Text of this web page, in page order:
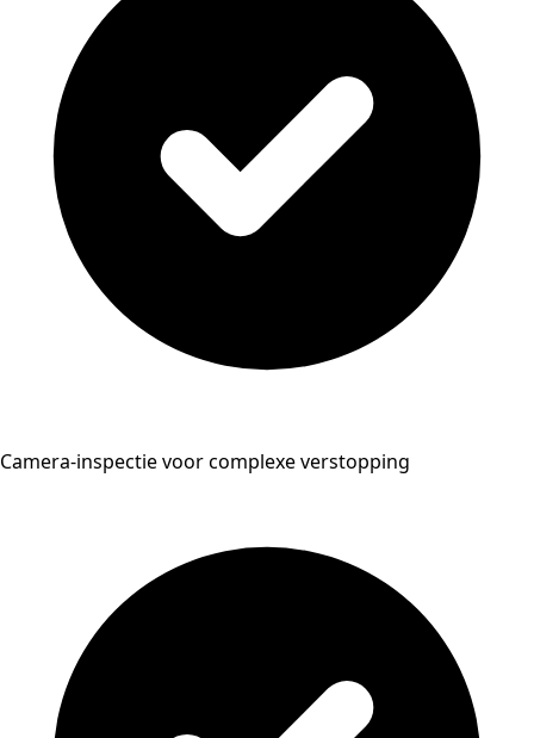
Camera-inspectie voor complexe verstopping